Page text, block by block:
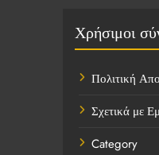
Χρήσιμοι
Πολιτική
Σχετικά με
Category